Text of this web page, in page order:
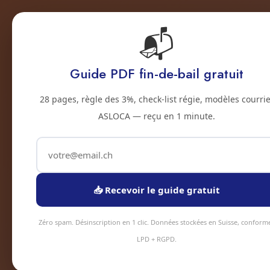
Prestations
2500 · JURA BERNOIS
Remise en etat
Service remise en etat de locaux à
24h, intervention sous 48h en moyenne.
Devis instantané +41 78
📬
Guide PDF fin-de-bail gratuit
28 pages, règle des 3%, check-list régie, modèles
ASLOCA — reçu en 1 minute.
📥 Recevoir le guide gratuit
Zéro spam. Désinscription en 1 clic. Données stockées en Suisse,
LPD + RGPD.